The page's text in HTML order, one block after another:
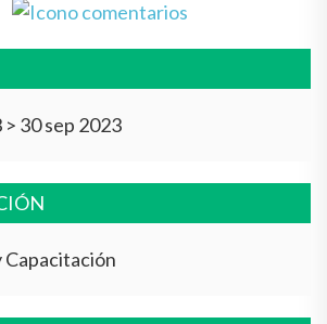
30 sep 2023
Capacitación